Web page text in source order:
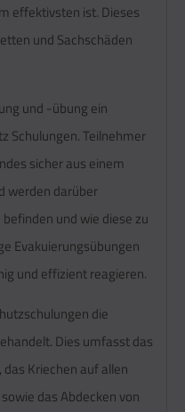
effektivsten ist. Dieses
und Sachschäden
und -übung ein
Schulungen. Teilnehmer
sicher aus einem
werden darüber
und wie diese zu
Evakuierungsübungen
und effizient reagieren.
die
Dies umfasst das
Kriechen auf allen
das Abdecken von